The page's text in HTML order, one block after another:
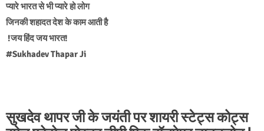
प्यारे भारत से भी प्यारे हो लोग
जिनकी शहादत देश के काम आती है
!जय हिंद जय भारत!
#Sukhadev Thapar Ji
सुखदेव थापर जी के जयंती पर शायरी स्टेट्स कोट्स